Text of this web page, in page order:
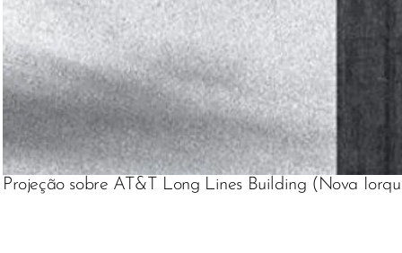
Projeção sobre AT&T Long Lines Building (Nova